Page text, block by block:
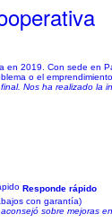
2019. Con sede en
o el
Nos ha realizado
Responde rápido
con garantía)
sobre mejoras